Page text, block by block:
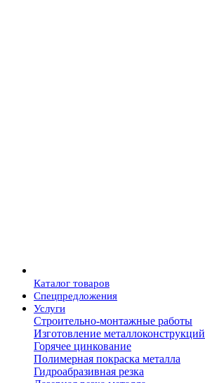
Каталог товаров
Спецпредложения
Услуги
Строительно-монтажные работы
Изготовление металлоконструкций
Горячее цинкование
Полимерная покраска металла
Гидроабразивная резка